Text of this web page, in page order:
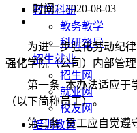
教学科研
教务教学
科研督导
招生就业
招生网
就业网
校友网
培训教育
时间：2020-08-03
为进一步强化劳动纪
强化学院（公司）内部管
第一条 本办法适应于
（以下简称员工）。
第二条 员工应自觉遵